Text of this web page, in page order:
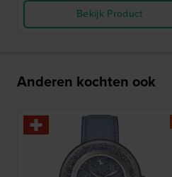
Bekijk Product
Anderen kochten ook